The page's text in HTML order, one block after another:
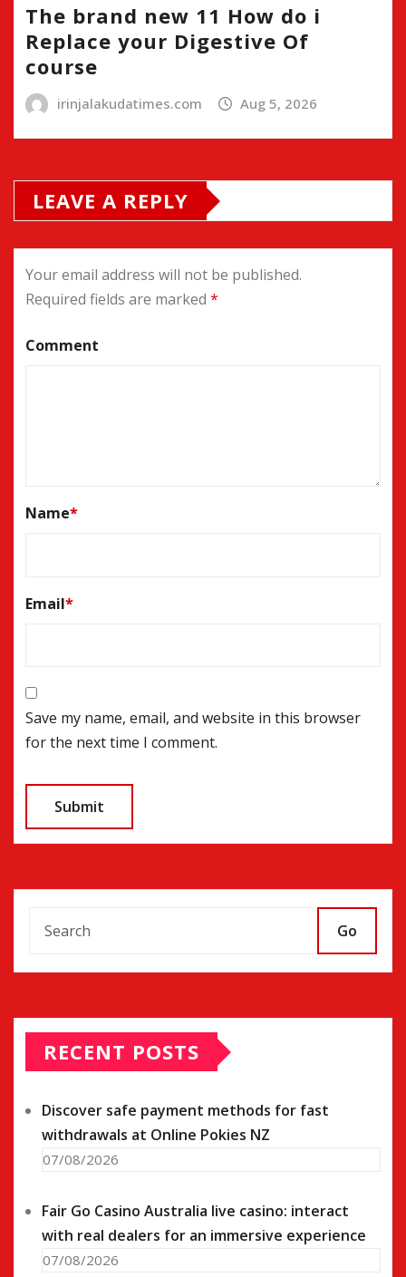
The brand new 11 How do i
Replace your Digestive Of
course
irinjalakudatimes.com Aug 5, 2026
LEAVE A REPLY
Your email address will not be published.
Required fields are marked *
Comment
Name*
Email*
Save my name, email, and website in this browser
for the next time I comment.
Go
RECENT POSTS
Discover safe payment methods for fast
withdrawals at Online Pokies NZ
07/08/2026
Fair Go Casino Australia live casino: interact
with real dealers for an immersive experience
07/08/2026